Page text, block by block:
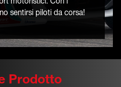
sentirsi piloti da corsa!
Prodotto